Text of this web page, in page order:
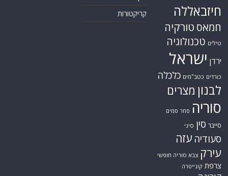
חיזבאללה
חמאס טורקיה
טילים טכנולוגיה
ירדן ישראל
כורדים כטב"מים כלכלה
לבנון מצרים
סוריה סחר סמים
סייבר סין סיני
סעודיה עזה
עירק צבא סוריה חופשי
צרפת קונייטרה
קריקטורות